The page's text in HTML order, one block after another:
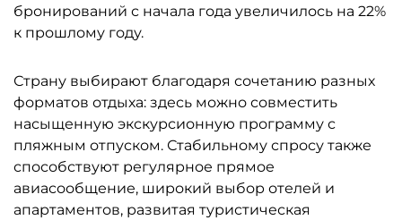
бронирований с начала года увеличилось на 22%
к прошлому году.
Страну выбирают благодаря сочетанию разных
форматов отдыха: здесь можно совместить
насыщенную экскурсионную программу с
пляжным отпуском. Стабильному спросу также
способствуют регулярное прямое
авиасообщение, широкий выбор отелей и
апартаментов, развитая туристическая